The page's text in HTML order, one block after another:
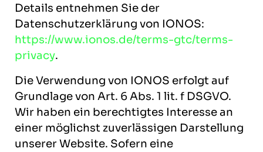
Details entnehmen Sie der
Datenschutzerklärung von IONOS:
https://www.ionos.de/terms-gtc/terms-
privacy.
Die Verwendung von IONOS erfolgt auf
Grundlage von Art. 6 Abs. 1 lit. f DSGVO.
Wir haben ein berechtigtes Interesse an
einer möglichst zuverlässigen Darstellung
unserer Website. Sofern eine